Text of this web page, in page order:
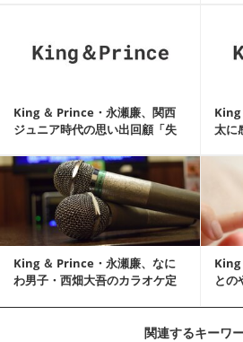
King ＆ Prince・永瀬廉、関西
ジュニア時代の思い出回顧「失
King
太に
King ＆ Prince・永瀬廉、なに
わ男子・西畑大吾のカラオケ定
King
との
記事を読む
関連するキーワ